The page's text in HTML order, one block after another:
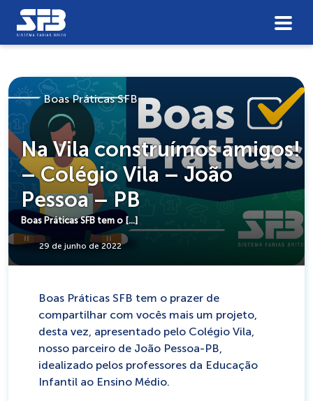
Boas Práticas SFB
Na Vila construímos amigos!
– Colégio Vila – João
Pessoa – PB
Boas Práticas SFB tem o […]
29 de junho de 2022
Boas Práticas SFB tem o prazer de
compartilhar com vocês mais um projeto,
desta vez, apresentado pelo Colégio Vila,
nosso parceiro de João Pessoa-PB,
idealizado pelos professores da Educação
Infantil ao Ensino Médio.